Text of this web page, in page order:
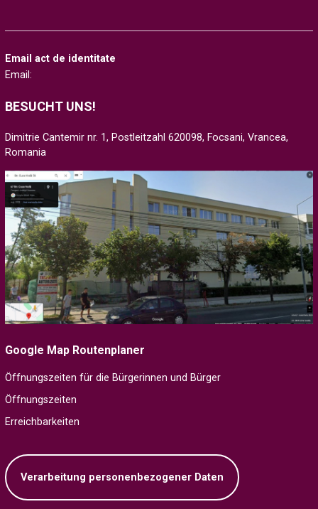
Email act de identitate
Email:
BESUCHT UNS!
Dimitrie Cantemir nr. 1, Postleitzahl 620098, Focsani, Vrancea,
Romania
Google Map Routenplaner
Öffnungszeiten für die Bürgerinnen und Bürger
Öffnungszeiten
Erreichbarkeiten
Verarbeitung personenbezogener Daten